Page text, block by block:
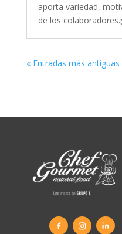
aporta variedad,
de los
« Entradas más antiguas